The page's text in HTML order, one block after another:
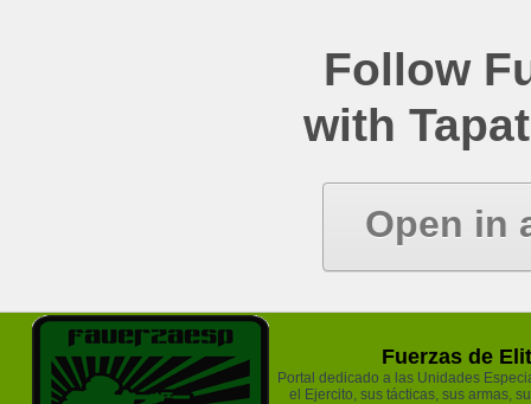
Follow
with
Open in
Fuerzas de
Portal dedicado a las Unidades
el Ejercito, sus tácticas, sus armas,